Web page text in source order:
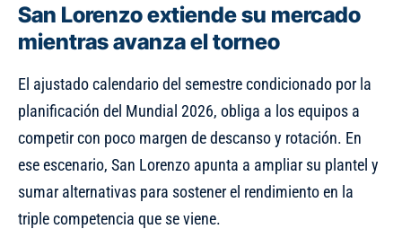
San Lorenzo extiende su mercado
mientras avanza el torneo
El ajustado calendario del semestre condicionado por la
planificación del Mundial 2026, obliga a los equipos a
competir con poco margen de descanso y rotación. En
ese escenario, San Lorenzo apunta a ampliar su plantel y
sumar alternativas para sostener el rendimiento en la
triple competencia que se viene.